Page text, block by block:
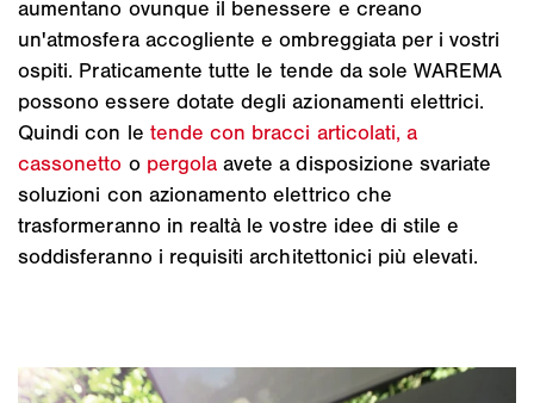
aumentano ovunque il benessere e creano
un'atmosfera accogliente e ombreggiata per i vostri
ospiti. Praticamente tutte le tende da sole WAREMA
possono essere dotate degli azionamenti elettrici.
Quindi con le tende con bracci articolati, a
cassonetto o pergola avete a disposizione svariate
soluzioni con azionamento elettrico che
trasformeranno in realtà le vostre idee di stile e
soddisferanno i requisiti architettonici più elevati.